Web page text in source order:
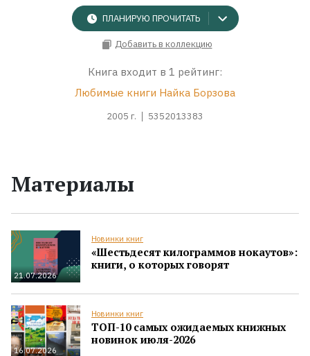
ПЛАНИРУЮ ПРОЧИТАТЬ
Добавить в коллекцию
Книга входит в 1 рейтинг:
Любимые книги Найка Борзова
2005 г. 5352013383
Материалы
21.07.2026
Новинки книг
«Шестьдесят килограммов нокаутов»:
книги, о которых говорят
16.07.2026
Новинки книг
ТОП-10 самых ожидаемых книжных
новинок июля-2026